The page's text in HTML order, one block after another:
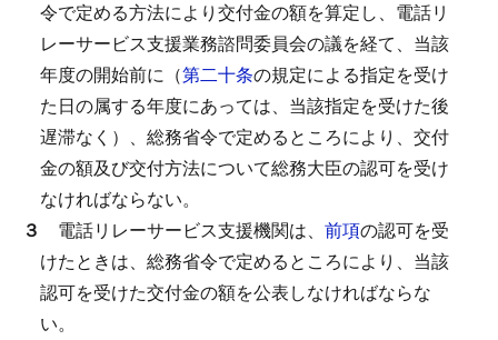
令で定める方法により交付金の額を算定し、電話リ
レーサービス支援業務諮問委員会の議を経て、当該
年度の開始前に（第二十条の規定による指定を受け
た日の属する年度にあっては、当該指定を受けた後
遅滞なく）、総務省令で定めるところにより、交付
金の額及び交付方法について総務大臣の認可を受け
なければならない。
３ 電話リレーサービス支援機関は、 前項の認可を受
けたときは、総務省令で定めるところにより、当該
認可を受けた交付金の額を公表しなければならな
い。